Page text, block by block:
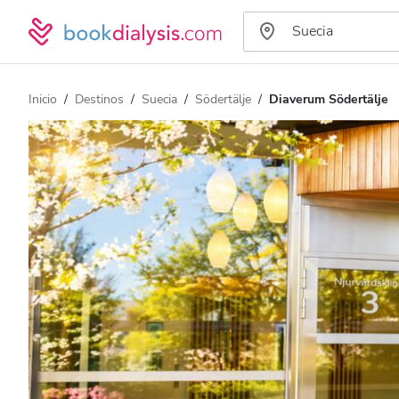
Inicio Destinos Suecia Södertälje Diaverum Södertälje